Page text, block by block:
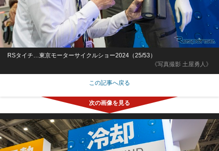
《写真撮影 土屋勇人》
RSタイチ…東京モーターサイクルショー2024（25/53）
この記事へ戻る